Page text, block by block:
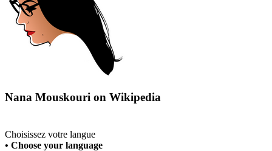
Nana Mouskouri on Wikipedia
Choisissez votre langue
• Choose your language